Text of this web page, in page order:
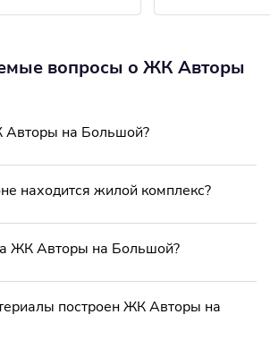
вопросы о ЖК Авторы
Авторы на Большой?
находится жилой комплекс?
ЖК Авторы на Большой?
построен ЖК Авторы на